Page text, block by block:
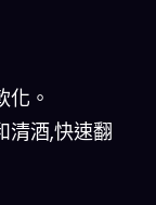
化。
清酒,快速翻